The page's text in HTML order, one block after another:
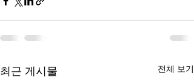
최근 게시물 전체 보기